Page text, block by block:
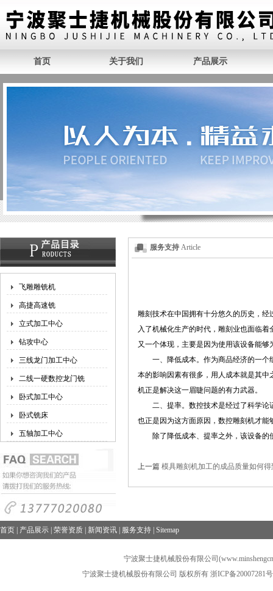
首页 关于我们 产品展示
飞雕雕铣机
高捷高速铣
立式加工中心
钻攻中心
三线龙门加工中心
二线一硬数控龙门铣
卧式加工中心
卧式铣床
五轴加工中心
服务支持 Article
雕刻技术在中国拥有十分悠久的历史，
入了机械化生产的时代，雕刻业也面临
又一个体现，主要是因为使用该设备能
一、降低成本。作为商品经济的一个
本的影响因素有很多，用人成本就是其
机正是解决这一眉睫问题的有力武器。
二、提率。数控技术是经过了科学论
也正是因为这方面原因，数控雕刻机才能
除了降低成本、提率之外，该设备的
上一篇 模具雕刻机加工的成品质量如何得
首页 产品展示 荣誉资质 新闻资讯 服务支持 Sitemap
宁波聚士捷机械股份有限公司
宁波聚士捷机械股份有限公司 版权所有 浙ICP备20007281